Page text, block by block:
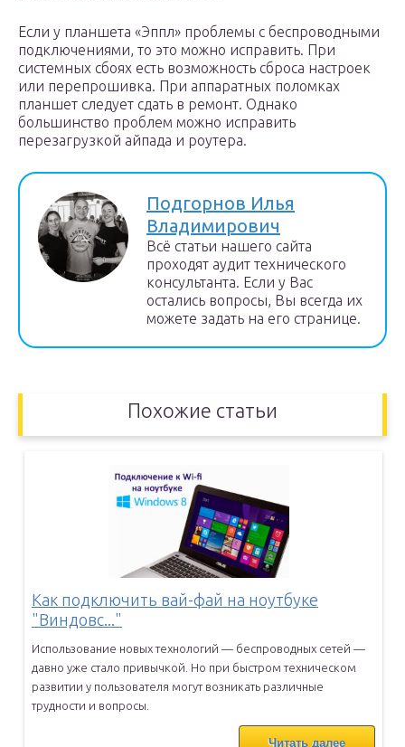
Если у планшета «Эппл» проблемы с беспроводными
подключениями, то это можно исправить. При
системных сбоях есть возможность сброса настроек
или перепрошивка. При аппаратных поломках
планшет следует сдать в ремонт. Однако
большинство проблем можно исправить
перезагрузкой айпада и роутера.
Подгорнов Илья
Владимирович
Всё статьи нашего сайта
проходят аудит технического
консультанта. Если у Вас
остались вопросы, Вы всегда их
можете задать на его странице.
Похожие статьи
Как подключить вай-фай на ноутбуке
"Виндовс..."
Использование новых технологий — беспроводных сетей —
давно уже стало привычкой. Но при быстром техническом
развитии у пользователя могут возникать различные
трудности и вопросы.
Читать далее